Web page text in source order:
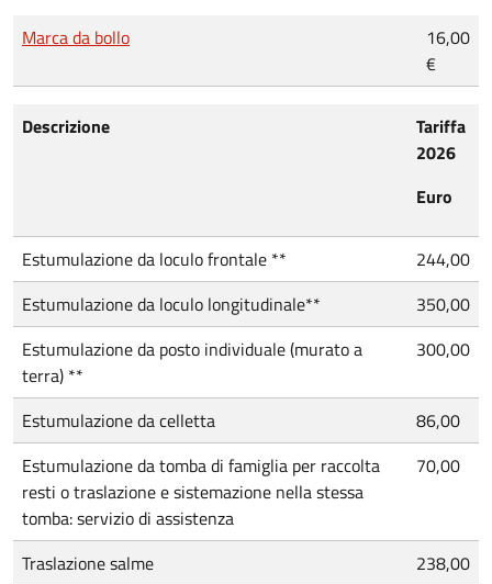
Marca da bollo
16,00
€
Descrizione
Tariffa
2026
Euro
Estumulazione da loculo frontale **
244,00
Estumulazione da loculo longitudinale**
350,00
Estumulazione da posto individuale (murato a
terra) **
300,00
Estumulazione da celletta
86,00
Estumulazione da tomba di famiglia per raccolta
resti o traslazione e sistemazione nella stessa
tomba: servizio di assistenza
70,00
Traslazione salme
238,00